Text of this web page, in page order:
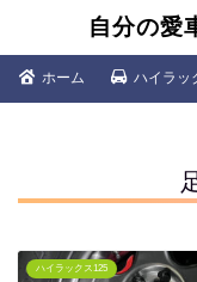
自分の愛
ホーム ハイラッ
ハイラックス125